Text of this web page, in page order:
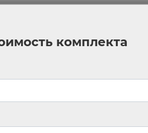
помеченыкомплекта